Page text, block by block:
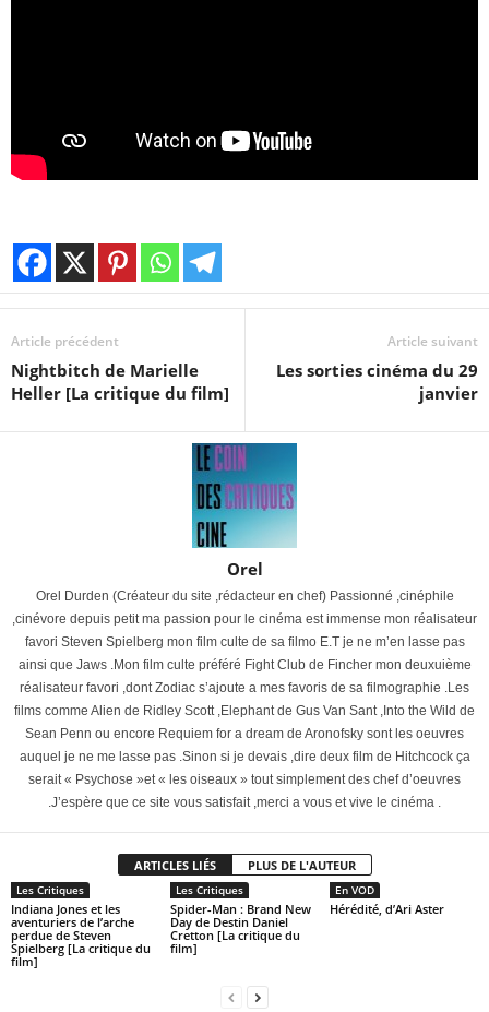
Article précédent
Nightbitch de Marielle
Heller [La critique du film]
Article suivant
Les sorties cinéma du 29
janvier
Orel
Orel Durden (Créateur du site ,rédacteur en chef) Passionné ,cinéphile
,cinévore depuis petit ma passion pour le cinéma est immense mon réalisateur
favori Steven Spielberg mon film culte de sa filmo E.T je ne m’en lasse pas
ainsi que Jaws .Mon film culte préféré Fight Club de Fincher mon deuxuième
réalisateur favori ,dont Zodiac s’ajoute a mes favoris de sa filmographie .Les
films comme Alien de Ridley Scott ,Elephant de Gus Van Sant ,Into the Wild de
Sean Penn ou encore Requiem for a dream de Aronofsky sont les oeuvres
auquel je ne me lasse pas .Sinon si je devais ,dire deux film de Hitchcock ça
serait « Psychose »et « les oiseaux » tout simplement des chef d’oeuvres
.J’espère que ce site vous satisfait ,merci a vous et vive le cinéma .
ARTICLES LIÉS PLUS DE L'AUTEUR
Les Critiques
Indiana Jones et les
aventuriers de l’arche
perdue de Steven
Spielberg [La critique du
film]
Les Critiques
Spider-Man : Brand New
Day de Destin Daniel
Cretton [La critique du
film]
En VOD
Hérédité, d’Ari Aster